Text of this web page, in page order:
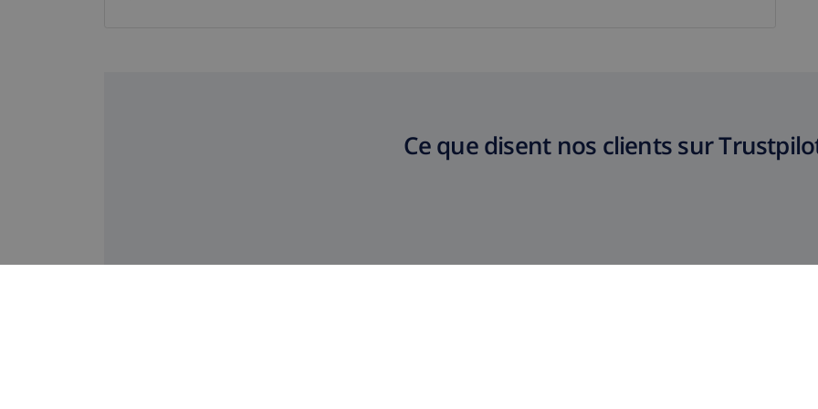
Ce que disent nos clients sur